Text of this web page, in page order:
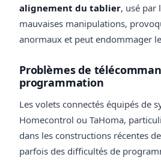
alignement du tablier, usé par
mauvaises manipulations,
anormaux et peut endommager
Problèmes de
programmation
Les volets connectés équipés de
Homecontrol ou TaHoma,
dans les constructions récentes
parfois des difficultés de